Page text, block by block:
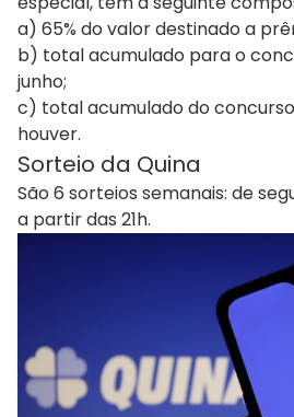
a) 65% do valor destinado a
b) total acumulado para o
junho;
c) total acumulado do
houver.
Sorteio da Quina
São 6 sorteios semanais: de
a partir das 21h.